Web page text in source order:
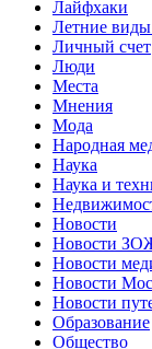
Лайфхаки
Летние виды
Личный счет
Люди
Места
Мнения
Мода
Народная
Наука
Наука и
Новости
Новости
Новости
Новости
Новости
Образование
Общество